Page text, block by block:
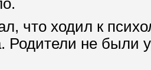
что ходил к
Родители не были